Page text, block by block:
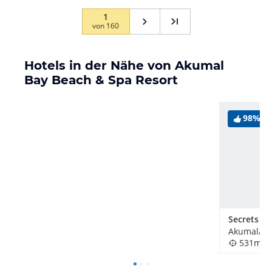
1
von 160
Hotels in der Nähe von Akumal
Bay Beach & Spa Resort
98%
Akumal/
531m